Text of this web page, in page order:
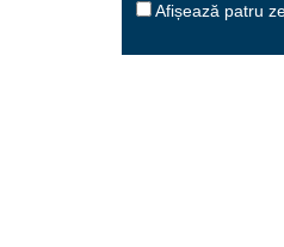
Afișează patru